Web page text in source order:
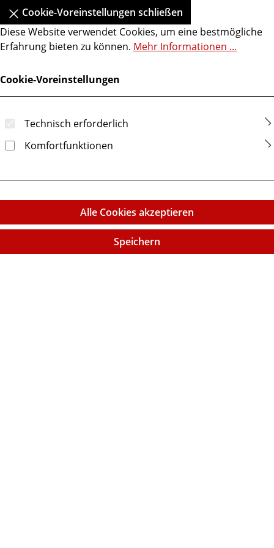
Cookie-Voreinstellungen schließen
Diese Website verwendet Cookies, um eine bestmögliche
Erfahrung bieten zu können. Mehr Informationen ...
Cookie-Voreinstellungen
Technisch erforderlich
Komfortfunktionen
Alle Cookies akzeptieren
Speichern